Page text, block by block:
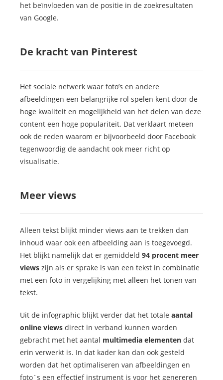
het beïnvloeden van de positie in de zoekresultaten
van Google.
De kracht van Pinterest
Het sociale netwerk waar foto’s en andere
afbeeldingen een belangrijke rol spelen kent door de
hoge kwaliteit en mogelijkheid van het delen van deze
content een hoge populariteit. Dat verklaart meteen
ook de reden waarom er bijvoorbeeld door Facebook
tegenwoordig de aandacht ook meer richt op
visualisatie.
Meer views
Alleen tekst blijkt minder views aan te trekken dan
inhoud waar ook een afbeelding aan is toegevoegd.
Het blijkt namelijk dat er gemiddeld 94 procent meer
views zijn als er sprake is van een tekst in combinatie
met een foto in vergelijking met alleen het tonen van
tekst.
Uit de infographic blijkt verder dat het totale aantal
online views direct in verband kunnen worden
gebracht met het aantal multimedia elementen dat
erin verwerkt is. In dat kader kan dan ook gesteld
worden dat het optimaliseren van afbeeldingen en
foto´s een effectief instrument is voor het genereren
Hierdoor
van